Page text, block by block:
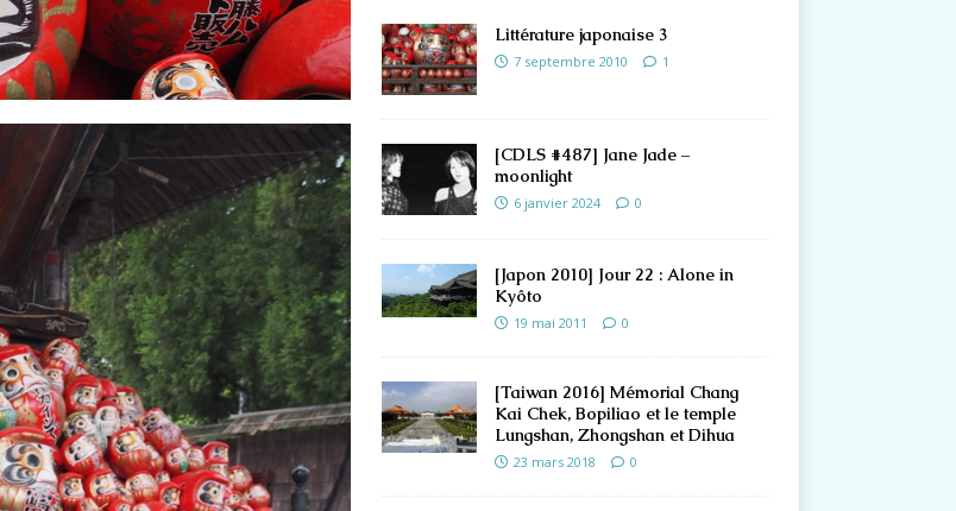
Littérature japonaise 3
7 septembre 2010 1
[CDLS #487] Jane Jade –
moonlight
6 janvier 2024 0
[Japon 2010] Jour 22 : Alone in
Kyôto
19 mai 2011 0
[Taiwan 2016] Mémorial Chang
Kai Chek, Bopiliao et le temple
Lungshan, Zhongshan et Dihua
23 mars 2018 0